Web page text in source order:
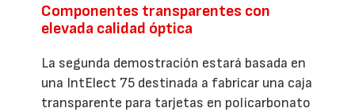
Componentes transparentes con
elevada calidad óptica
La segunda demostración estará basada en
una IntElect 75 destinada a fabricar una caja
transparente para tarjetas en policarbonato